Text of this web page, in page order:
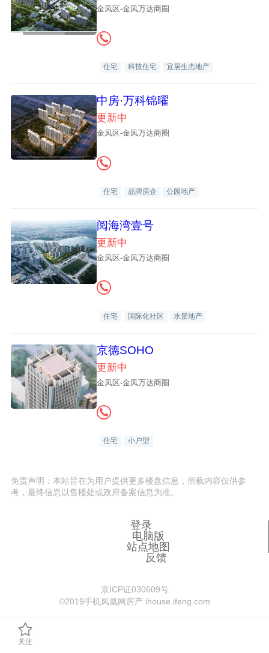
金凤区-金凤万达商圈
住宅 科技住宅 宜居生态地产
中房·万科锦曜
更新中
金凤区-金凤万达商圈
住宅 品牌房企 公园地产
阅海湾壹号
更新中
金凤区-金凤万达商圈
住宅 国际化社区 水景地产
京德SOHO
更新中
金凤区-金凤万达商圈
住宅 小户型
免责声明：本站旨在为用户提供更多楼盘信息，所载内容仅供参
考，最终信息以售楼处或政府备案信息为准。
登录
电脑版
站点地图
反馈
京ICP证030609号
©️2019手机凤凰网房产 ihouse.ifeng.com
关注